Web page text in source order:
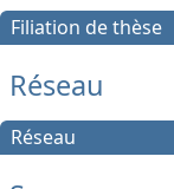
Filiation de thèse
Réseau
Réseau